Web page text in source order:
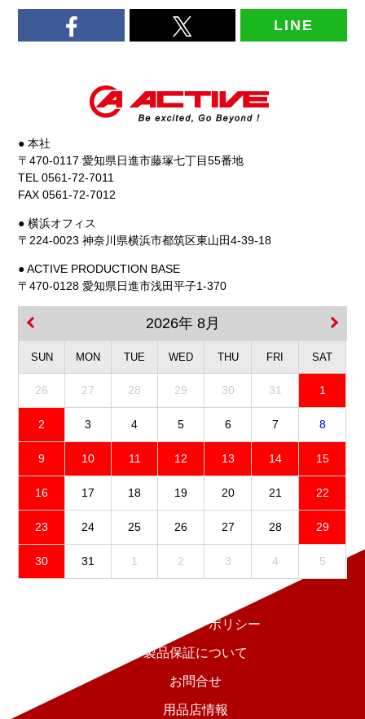
LINE
● 本社
〒470-0117 愛知県日進市藤塚七丁目55番地
TEL 0561-72-7011
FAX 0561-72-7012
● 横浜オフィス
〒224-0023 神奈川県横浜市都筑区東山田4-39-18
● ACTIVE PRODUCTION BASE
〒470-0128 愛知県日進市浅田平子1-370
2026年 8月
SUN MON TUE WED THU FRI SAT
26 27 28 29 30 31 1
2 3 4 5 6 7 8
9 10 11 12 13 14 15
16 17 18 19 20 21 22
23 24 25 26 27 28 29
30 31 1 2 3 4 5
プライバシーポリシー
製品保証について
お問合せ
用品店情報